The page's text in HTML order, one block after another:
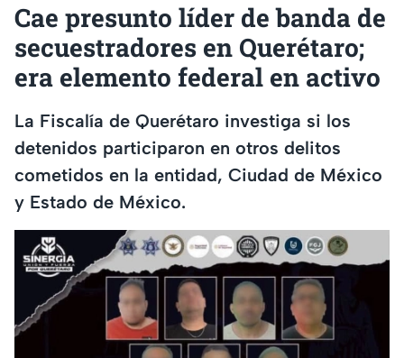
Cae presunto líder de banda de
secuestradores en Querétaro;
era elemento federal en activo
La Fiscalía de Querétaro investiga si los
detenidos participaron en otros delitos
cometidos en la entidad, Ciudad de México
y Estado de México.